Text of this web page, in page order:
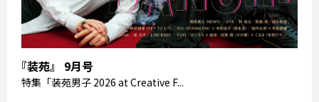
『装苑』 9月号
特集 「装苑男子 2026 at Creative F...